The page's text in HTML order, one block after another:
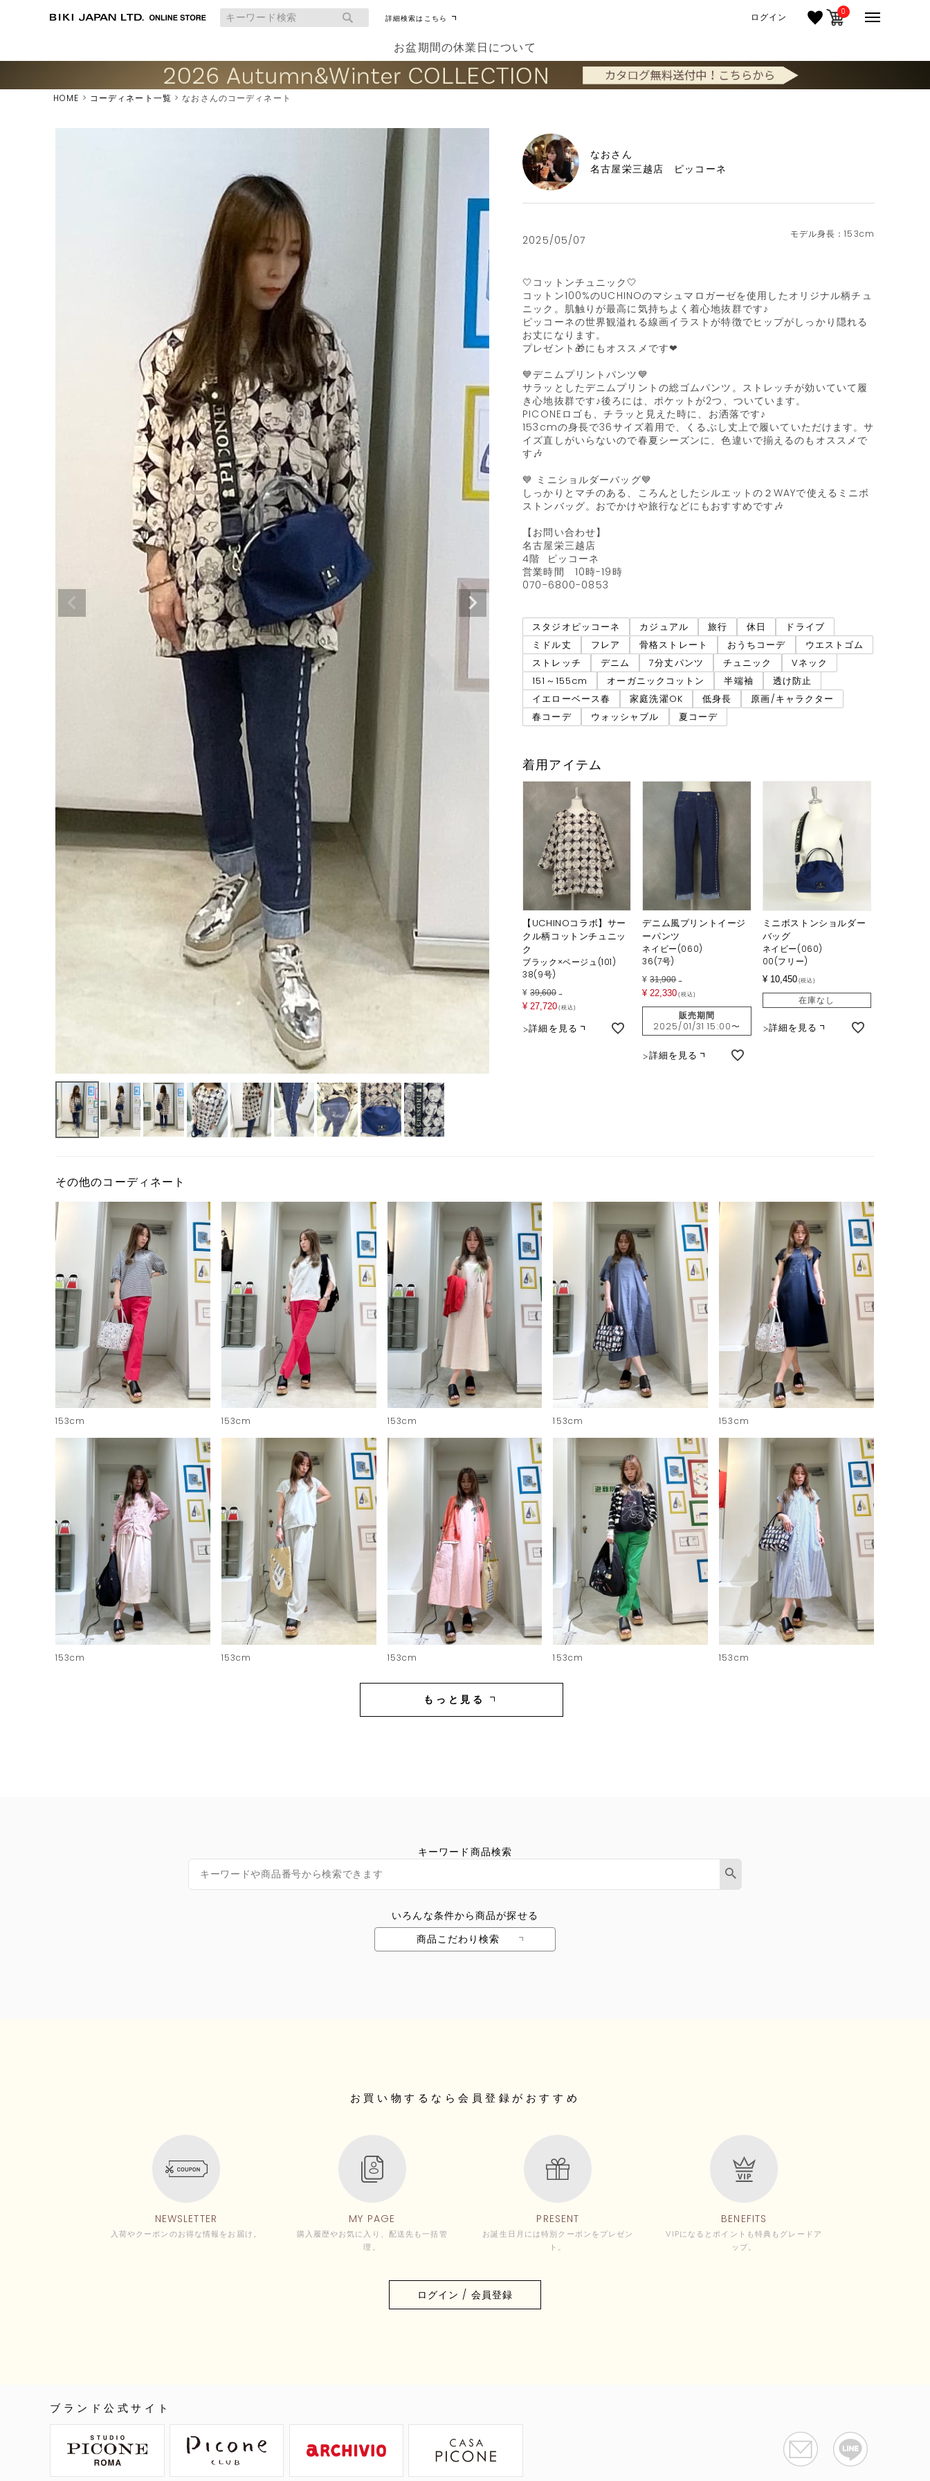
詳細検索はこちら ログイン 0
お盆期間の休業日について
HOME コーディネート一覧 なおさんのコーディネート
なおさん
名古屋栄三越店 ピッコーネ
2025/05/07 153cm
🤍コットンチュニック🤍
コットン100%のUCHINOのマシュマロガーゼを使用したオリジナル柄チュ
ニック。肌触りが最高に気持ちよく着心地抜群です♪
ピッコーネの世界観溢れる線画イラストが特徴でヒップがしっかり隠れる
お丈になります。
プレゼント🎁にもオススメです❤︎
💙デニムプリントパンツ💙
サラッとしたデニムプリントの総ゴムパンツ。ストレッチが効いていて履
き心地抜群です♪後ろには、ポケットが2つ、ついています。
PICONEロゴも、チラッと見えた時に、お洒落です♪
153cmの身長で36サイズ着用で、くるぶし丈上で履いていただけます。サ
イズ直しがいらないので春夏シーズンに、色違いで揃えるのもオススメで
す🎶
💙 ミニショルダーバッグ💙
しっかりとマチのある、ころんとしたシルエットの２WAYで使えるミニボ
ストンバッグ。おでかけや旅行などにもおすすめです🎶
【お問い合わせ】
名古屋栄三越店
4階  ピッコーネ
営業時間　10時-19時
070-6800-0853
スタジオピッコーネ カジュアル 旅行 休日
ドライブ
ミドル丈
フレア 骨格ストレート おうちコーデ
ウエストゴム
ストレッチ
デニム 7分丈パンツ チュニック
Vネック
151～155cm
オーガニックコットン 半端袖
透け防止
イエローベース春
家庭洗濯OK 低身長
原画/キャラクター
春コーデ
ウォッシャブル 夏コーデ
着用アイテム
【UCHINOコラボ】サー
クル柄コットンチュニッ
ク
38(9号)
ブラック×ベージュ(101)
¥ 39,600 →
¥ 27,720 税込
詳細を見る
デニム風プリントイージ
ーパンツ
36(7号)
ネイビー(060)
¥ 31,900 →
¥ 22,330 税込
販売期間
2025/01/31 15:00〜
詳細を見る
ミニボストンショルダー
バッグ
00(フリー)
ネイビー(060)
¥ 10,450 税込
在庫なし
詳細を見る
その他のコーディネート
153cm 153cm 153cm 153cm 153cm
153cm 153cm 153cm 153cm 153cm
もっと見る
キーワード商品検索
いろんな条件から商品が探せる
商品こだわり検索
お買い物するなら会員登録がおすすめ
NEWSLETTER
入荷やクーポンのお得な情報をお届け。
MY PAGE
購入履歴やお気に入り、配送先も一括管
理。
PRESENT
お誕生日月には特別クーポンをプレゼン
ト。
BENEFITS
VIPになるとポイントも特典もグレードア
ップ。
ログイン / 会員登録
ブランド公式サイト